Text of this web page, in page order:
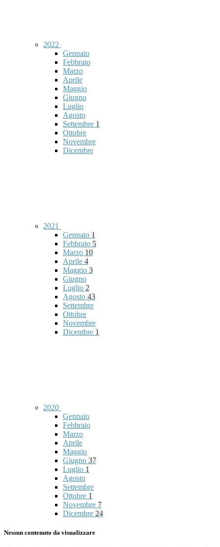
2022
Gennaio
Febbraio
Marzo
Aprile
Maggio
Giugno
Luglio
Agosto
Settembre 1
Ottobre
Novembre
Dicembre
2021
Gennaio 1
Febbraio 5
Marzo 10
Aprile 4
Maggio 3
Giugno
Luglio 2
Agosto 43
Settembre
Ottobre
Novembre
Dicembre 1
2020
Gennaio
Febbraio
Marzo
Aprile
Maggio
Giugno 37
Luglio 1
Agosto
Settembre
Ottobre 1
Novembre 7
Dicembre 24
Nessun contenuto da visualizzare